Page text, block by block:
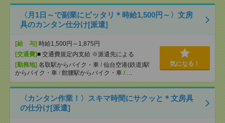
〈月1日～で副業にピッタリ＊時給1,500円～〉文房
具のカンタン仕分け[派遣]
[給 与] 時給1,500円～1,875円
[交通費]■ 交通費規定内支給 ※派遣先による
[勤務地] 名取駅からバイク・車 / 仙台空港(鉄道)駅
からバイク・車 / 館腰駅からバイク・車 / …
気になる！
〈カンタン作業！〉スキマ時間にサクッと＊文房具
の仕分け[派遣]